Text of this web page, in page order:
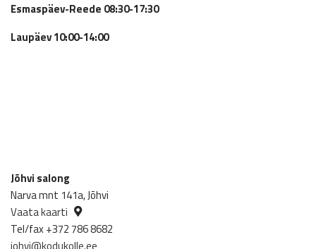
Esmaspäev-Reede 08:30-17:30
Laupäev 10:00-14:00
Jõhvi salong
Narva mnt 141a, Jõhvi
Vaata kaarti
Tel/fax +372 786 8682